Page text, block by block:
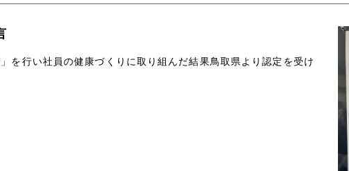
制作実績
」を行い社員の健康づくりに取り組んだ結果鳥取県より認定を受け